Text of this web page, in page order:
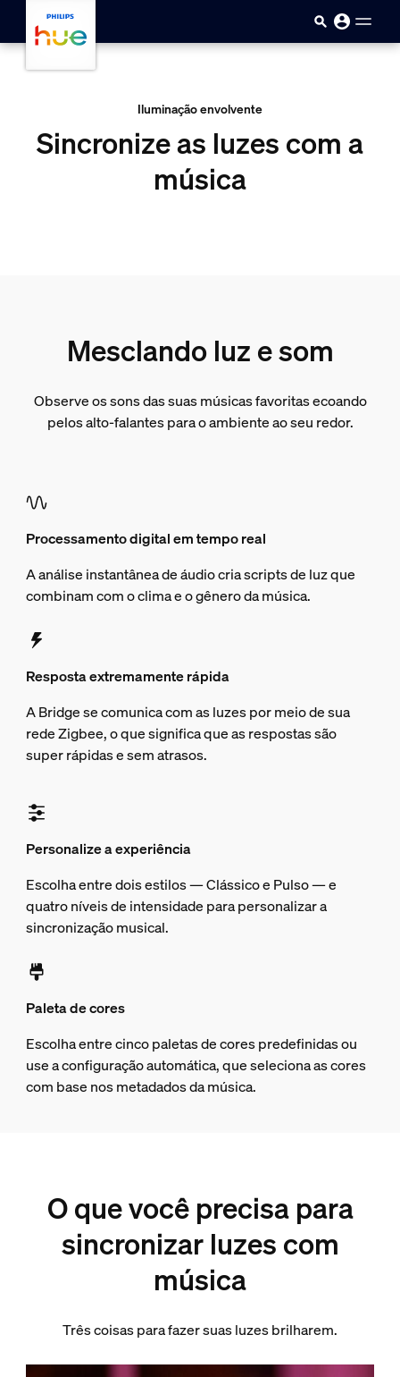
Iluminação envolvente
Sincronize as luzes com a
música
Mesclando luz e som
Observe os sons das suas músicas favoritas ecoando
pelos alto-falantes para o ambiente ao seu redor.
Processamento digital em tempo real
A análise instantânea de áudio cria scripts de luz que
combinam com o clima e o gênero da música.
Resposta extremamente rápida
A Bridge se comunica com as luzes por meio de sua
rede Zigbee, o que significa que as respostas são
super rápidas e sem atrasos.
Personalize a experiência
Escolha entre dois estilos — Clássico e Pulso — e
quatro níveis de intensidade para personalizar a
sincronização musical.
Paleta de cores
Escolha entre cinco paletas de cores predefinidas ou
use a configuração automática, que seleciona as cores
com base nos metadados da música.
O que você precisa para
sincronizar luzes com
música
Três coisas para fazer suas luzes brilharem.